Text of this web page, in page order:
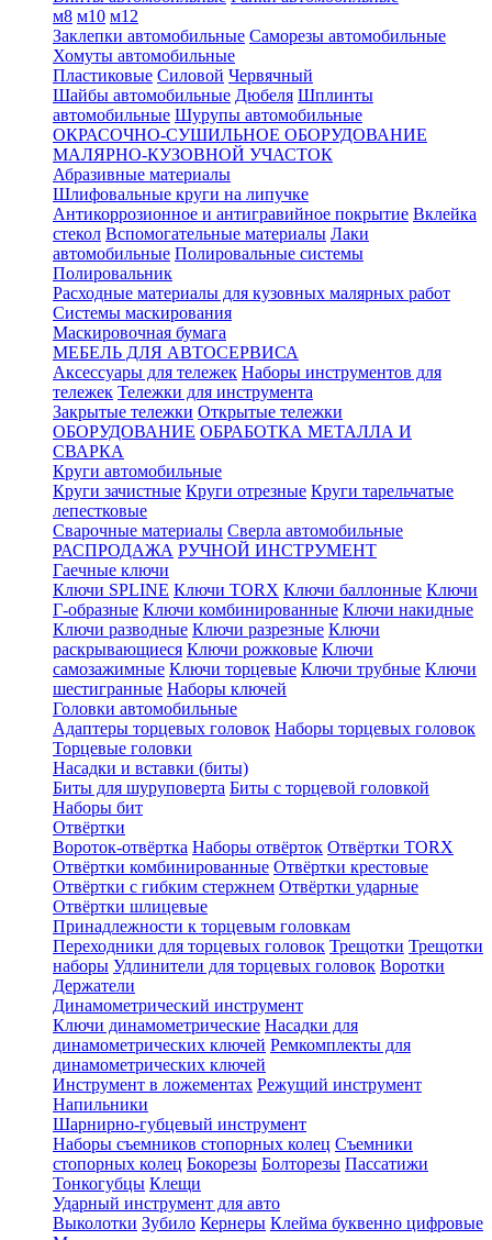
м8 м10 м12
Заклепки автомобильные Саморезы автомобильные
Хомуты автомобильные
Пластиковые Силовой Червячный
Шайбы автомобильные Дюбеля Шплинты
автомобильные Шурупы автомобильные
ОКРАСОЧНО-СУШИЛЬНОЕ ОБОРУДОВАНИЕ
МАЛЯРНО-КУЗОВНОЙ УЧАСТОК
Абразивные материалы
Шлифовальные круги на липучке
Антикоррозионное и антигравийное покрытие Вклейка
стекол Вспомогательные материалы Лаки
автомобильные Полировальные системы
Полировальник
Расходные материалы для кузовных малярных работ
Системы маскирования
Маскировочная бумага
МЕБЕЛЬ ДЛЯ АВТОСЕРВИСА
Аксессуары для тележек Наборы инструментов для
тележек Тележки для инструмента
Закрытые тележки Открытые тележки
ОБОРУДОВАНИЕ ОБРАБОТКА МЕТАЛЛА И
СВАРКА
Круги автомобильные
Круги зачистные Круги отрезные Круги тарельчатые
лепестковые
Сварочные материалы Сверла автомобильные
РАСПРОДАЖА РУЧНОЙ ИНСТРУМЕНТ
Гаечные ключи
Ключи SPLINE Ключи TORX Ключи баллонные Ключи
Г-образные Ключи комбинированные Ключи накидные
Ключи разводные Ключи разрезные Ключи
раскрывающиеся Ключи рожковые Ключи
самозажимные Ключи торцевые Ключи трубные Ключи
шестигранные Наборы ключей
Головки автомобильные
Адаптеры торцевых головок Наборы торцевых головок
Торцевые головки
Насадки и вставки (биты)
Биты для шуруповерта Биты с торцевой головкой
Наборы бит
Отвёртки
Вороток-отвёртка Наборы отвёрток Отвёртки TORX
Отвёртки комбинированные Отвёртки крестовые
Отвёртки с гибким стержнем Отвёртки ударные
Отвёртки шлицевые
Принадлежности к торцевым головкам
Переходники для торцевых головок Трещотки Трещотки
наборы Удлинители для торцевых головок Воротки
Держатели
Динамометрический инструмент
Ключи динамометрические Насадки для
динамометрических ключей Ремкомплекты для
динамометрических ключей
Инструмент в ложементах Режущий инструмент
Напильники
Шарнирно-губцевый инструмент
Наборы съемников стопорных колец Съемники
стопорных колец Бокорезы Болторезы Пассатижи
Тонкогубцы Клещи
Ударный инструмент для авто
Выколотки Зубило Кернеры Клейма буквенно цифровые